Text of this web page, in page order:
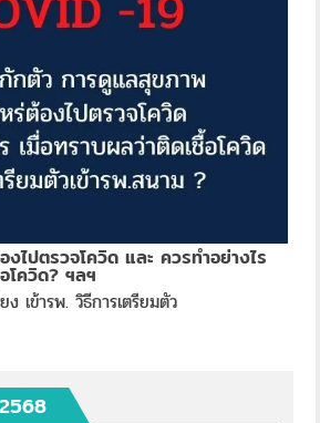
งไปตรวจโควิด และ ควรทำอย่างไร
โควิด? ฯลฯ
เข้ารพ. วิธีการเตรียมตัว